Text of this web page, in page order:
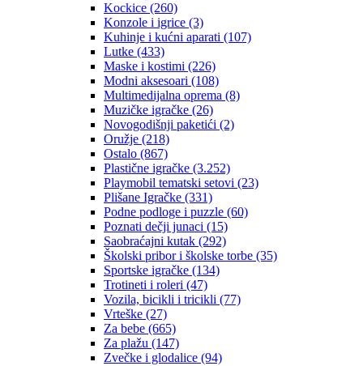
Kockice (260)
Konzole i igrice (3)
Kuhinje i kućni aparati (107)
Lutke (433)
Maske i kostimi (226)
Modni aksesoari (108)
Multimedijalna oprema (8)
Muzičke igračke (26)
Novogodišnji paketići (2)
Oružje (218)
Ostalo (867)
Plastične igračke (3.252)
Playmobil tematski setovi (23)
Plišane Igračke (331)
Podne podloge i puzzle (60)
Poznati dečji junaci (15)
Saobraćajni kutak (292)
Školski pribor i školske torbe (35)
Sportske igračke (134)
Trotineti i roleri (47)
Vozila, bicikli i tricikli (77)
Vrteške (27)
Za bebe (665)
Za plažu (147)
Zvečke i glodalice (94)